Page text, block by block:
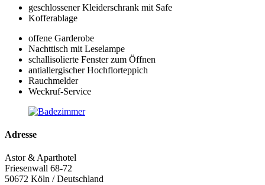
geschlossener Kleiderschrank mit Safe
Kofferablage
offene Garderobe
Nachttisch mit Leselampe
schallisolierte Fenster zum Öffnen
antiallergischer Hochflorteppich
Rauchmelder
Weckruf-Service
Adresse
Astor & Aparthotel
Friesenwall 68-72
50672 Köln / Deutschland